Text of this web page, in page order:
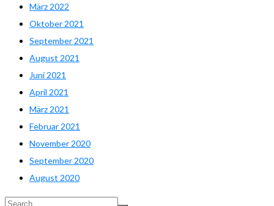
März 2022
Oktober 2021
September 2021
August 2021
Juni 2021
April 2021
März 2021
Februar 2021
November 2020
September 2020
August 2020